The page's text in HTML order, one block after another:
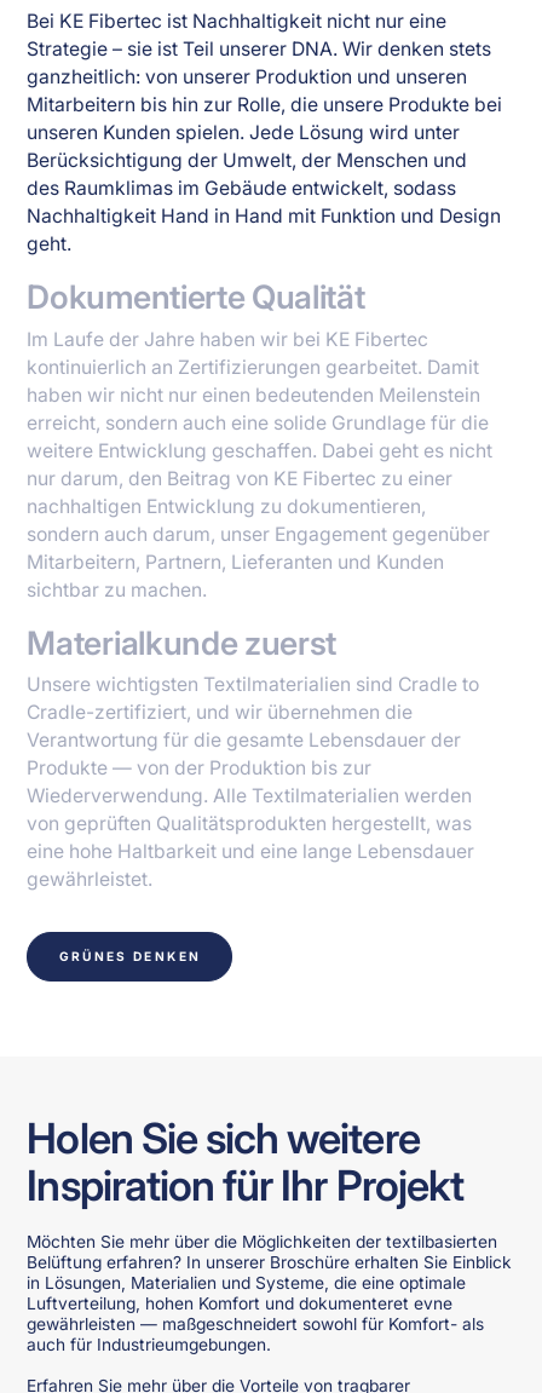
Bei KE Fibertec ist Nachhaltigkeit nicht nur eine
Strategie – sie ist Teil unserer DNA. Wir denken stets
ganzheitlich: von unserer Produktion und unseren
Mitarbeitern bis hin zur Rolle, die unsere Produkte bei
unseren Kunden spielen. Jede Lösung wird unter
Berücksichtigung der Umwelt, der Menschen und
des Raumklimas im Gebäude entwickelt, sodass
Nachhaltigkeit Hand in Hand mit Funktion und Design
geht.
Dokumentierte Qualität
Im Laufe der Jahre haben wir bei KE Fibertec
kontinuierlich an Zertifizierungen gearbeitet. Damit
haben wir nicht nur einen bedeutenden Meilenstein
erreicht, sondern auch eine solide Grundlage für die
weitere Entwicklung geschaffen. Dabei geht es nicht
nur darum, den Beitrag von KE Fibertec zu einer
nachhaltigen Entwicklung zu dokumentieren,
sondern auch darum, unser Engagement gegenüber
Mitarbeitern, Partnern, Lieferanten und Kunden
sichtbar zu machen.
Materialkunde zuerst
Unsere wichtigsten Textilmaterialien sind Cradle to
Cradle-zertifiziert, und wir übernehmen die
Verantwortung für die gesamte Lebensdauer der
Produkte — von der Produktion bis zur
Wiederverwendung. Alle Textilmaterialien werden
von geprüften Qualitätsprodukten hergestellt, was
eine hohe Haltbarkeit und eine lange Lebensdauer
gewährleistet.
GRÜNES DENKEN
Holen Sie sich weitere
Inspiration für Ihr Projekt
Möchten Sie mehr über die Möglichkeiten der textilbasierten
Belüftung erfahren? In unserer Broschüre erhalten Sie Einblick
in Lösungen, Materialien und Systeme, die eine optimale
Luftverteilung, hohen Komfort und dokumenteret evne
gewährleisten — maßgeschneidert sowohl für Komfort- als
auch für Industrieumgebungen.
Erfahren Sie mehr über die Vorteile von tragbarer